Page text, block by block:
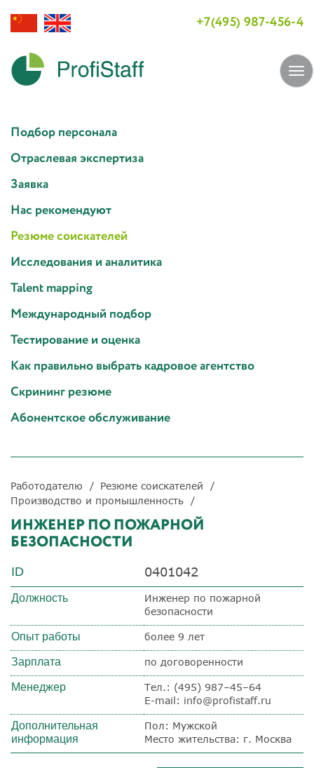
+7(495) 987-456-4
Подбор персонала
Отраслевая экспертиза
Заявка
Нас рекомендуют
Резюме соискателей
Исследования и аналитика
Talent mapping
Международный подбор
Тестирование и оценка
Как правильно выбрать кадровое агентство
Скрининг резюме
Абонентское обслуживание
Работодателю
Резюме соискателей
Производство и промышленность
ИНЖЕНЕР ПО ПОЖАРНОЙ
БЕЗОПАСНОСТИ
ID 0401042
Должность
Инженер по пожарной
безопасности
Опыт работы более 9 лет
Зарплата по договоренности
Менеджер Тел.: (495) 987–45–64
E-mail: info@profistaff.ru
Дополнительная
информация
Пол: Мужской
Место жительства: г. Москва